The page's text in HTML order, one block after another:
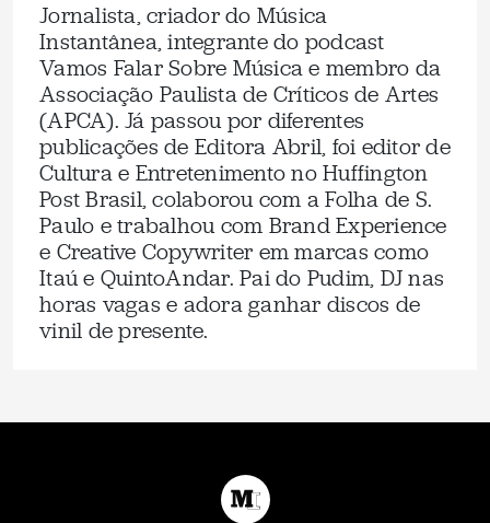
Jornalista, criador do Música
Instantânea, integrante do podcast
Vamos Falar Sobre Música e membro da
Associação Paulista de Críticos de Artes
(APCA). Já passou por diferentes
publicações de Editora Abril, foi editor de
Cultura e Entretenimento no Huffington
Post Brasil, colaborou com a Folha de S.
Paulo e trabalhou com Brand Experience
e Creative Copywriter em marcas como
Itaú e QuintoAndar. Pai do Pudim, DJ nas
horas vagas e adora ganhar discos de
vinil de presente.